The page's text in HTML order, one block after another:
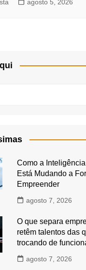
agosto 5, 2026
Como a Inteligência
Está Mudando a
Empreender
agosto 7, 2026
O que separa
retêm talentos das
trocando de
agosto 7, 2026